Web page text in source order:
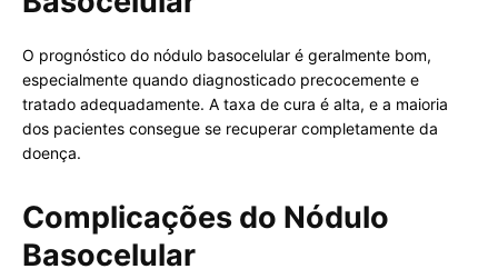
O prognóstico do nódulo basocelular é geralmente bom,
especialmente quando diagnosticado precocemente e
tratado adequadamente. A taxa de cura é alta, e a maioria
dos pacientes consegue se recuperar completamente da
doença.
Complicações do Nódulo
Basocelular